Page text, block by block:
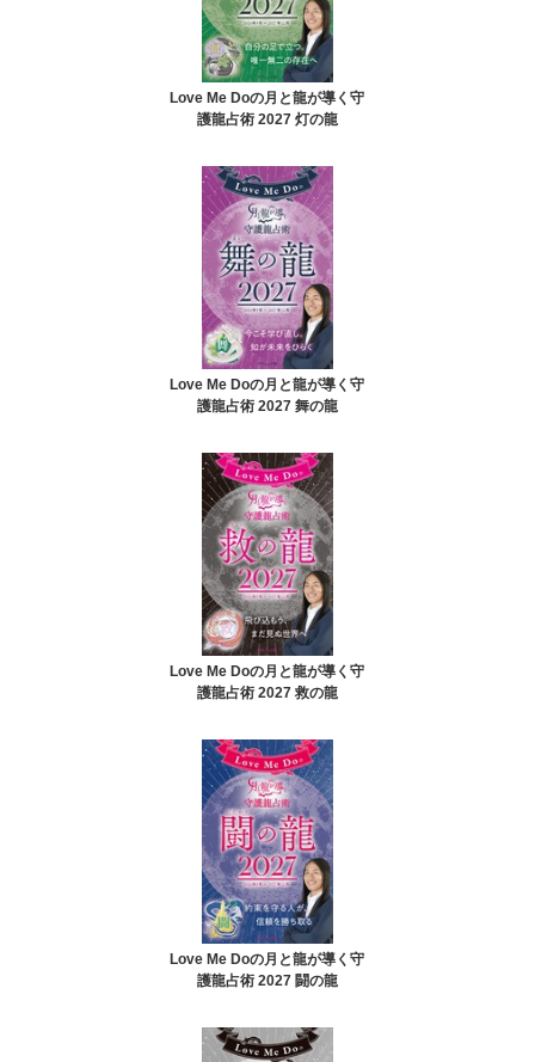
Love Me Doの月と龍が導く守
護龍占術 2027 灯の龍
Love Me Doの月と龍が導く守
護龍占術 2027 舞の龍
Love Me Doの月と龍が導く守
護龍占術 2027 救の龍
Love Me Doの月と龍が導く守
護龍占術 2027 闘の龍